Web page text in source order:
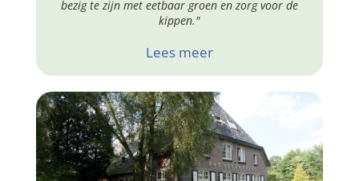
bezig te zijn met eetbaar groen en zorg voor de
kippen."
Lees meer